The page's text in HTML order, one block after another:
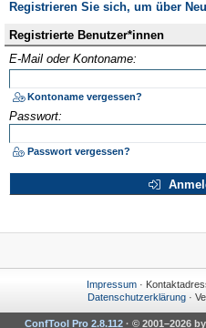
Registrieren Sie sich, um über
Registrierte Benutzer*innen
E-Mail oder Kontoname:
Kontoname vergessen?
Passwort:
Passwort vergessen?
Impressum ·
Datenschutzerklärung ·
ConfTool Pro 2.8.112 · © 2001–2026 by